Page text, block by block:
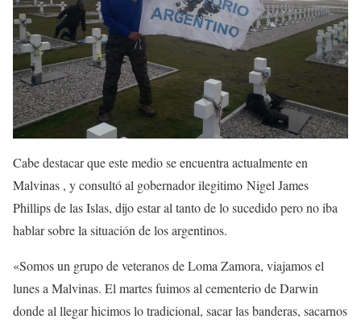
Cabe destacar que este medio se encuentra actualmente en
Malvinas , y consultó al gobernador ilegitimo Nigel James
Phillips de las Islas, dijo estar al tanto de lo sucedido pero no iba
hablar sobre la situación de los argentinos.
«Somos un grupo de veteranos de Loma Zamora, viajamos el
lunes a Malvinas. El martes fuimos al cementerio de Darwin
donde al llegar hicimos lo tradicional, sacar las banderas, sacarnos